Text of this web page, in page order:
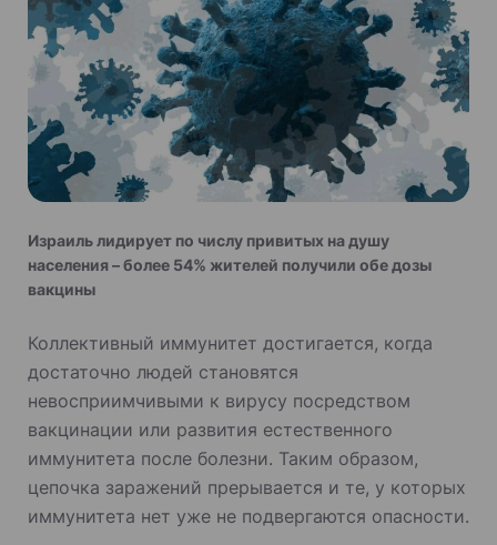
Израиль лидирует по числу привитых на душу
населения – более 54% жителей получили обе дозы
вакцины
Коллективный иммунитет достигается, когда
достаточно людей становятся
невосприимчивыми к вирусу посредством
вакцинации или развития естественного
иммунитета после болезни. Таким образом,
цепочка заражений прерывается и те, у которых
иммунитета нет уже не подвергаются опасности.